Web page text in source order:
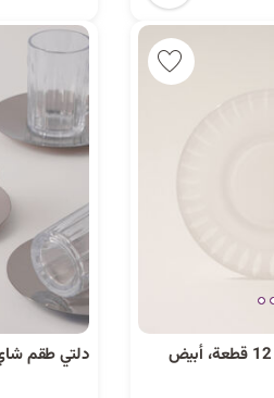
دلتي طقم شاي زجاج 12